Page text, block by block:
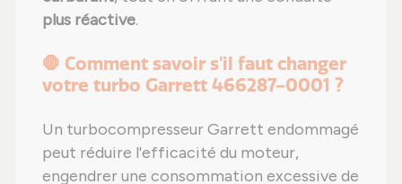
plus réactive.
🛑 Comment savoir s'il faut changer
votre turbo Garrett 466287-0001 ?
Un turbocompresseur Garrett endommagé
peut réduire l'efficacité du moteur,
engendrer une consommation excessive de